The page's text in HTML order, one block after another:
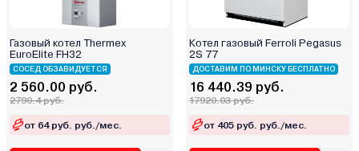
Газовый котел Thermex
EuroElite FH32
СОСЕД ОБЗАВИДУЕТСЯ
2 560.00 руб.
2790.4 руб.
от 64 руб. руб./мес.
Котел газовый Ferroli Pegasus
2S 77
ДОСТАВИМ ПО МИНСКУ БЕСПЛАТНО
16 440.39 руб.
17920.03 руб.
от 405 руб. руб./мес.